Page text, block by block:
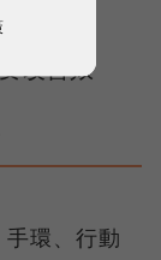
線下的
改善效
環、行動